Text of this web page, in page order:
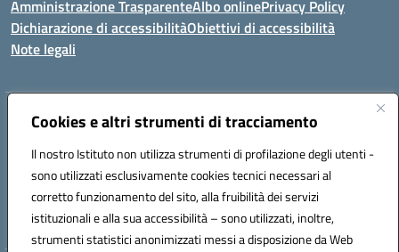
Cookies e altri strumenti di tracciamento
Il nostro Istituto non utilizza strumenti di profilazione degli utenti -
sono utilizzati esclusivamente cookies tecnici necessari al
corretto funzionamento del sito, alla fruibilità dei servizi
istituzionali e alla sua accessibilità – sono utilizzati, inoltre,
strumenti statistici anonimizzati messi a disposizione da Web
Amministrazione TrasparenteAlbo onlinePrivacy Policy
Dichiarazione di accessibilitàObiettivi di accessibilità
Note legali
Indirizzo:Viale P. Togliatti snc 67039 Sulmona (AQ)
Posta elettronica certificata (PEC):aqis01900g@pec.istruzione.it
Codice fiscale: 92025400661
Codice meccanografico: AQIS01900G